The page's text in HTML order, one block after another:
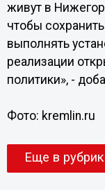
живут в
чтобы
выполнять
реализации
политики», -
Фото: kremlin.ru
Еще в